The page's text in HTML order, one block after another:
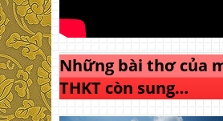
Những bài thơ của
THKT còn sung…